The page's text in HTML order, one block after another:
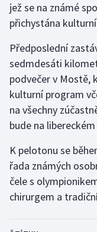
Parasport
Plavání
Plážový volejbal
Ragby
Rychlobruslení
Rychlostní
Short track
jež se na známé
přichystána
Předposlední
sedmdesáti
podvečer v Mostě,
kulturní program
na všechny
bude na
K pelotonu se
řada známých
čele s
chirurgem a